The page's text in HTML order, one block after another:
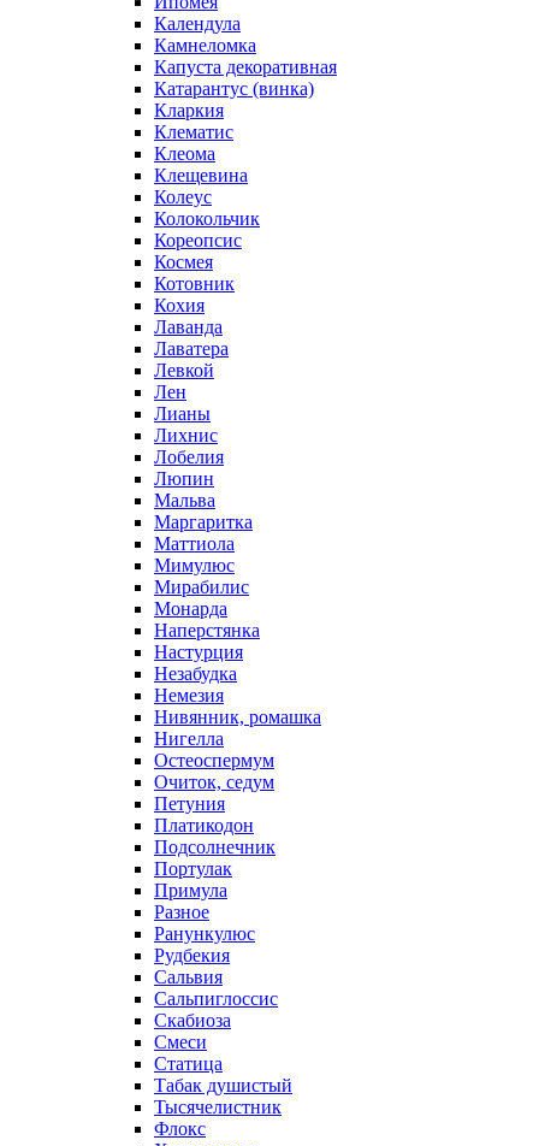
Календула
Камнеломка
Капуста декоративная
Катарантус (винка)
Кларкия
Клематис
Клеома
Клещевина
Колеус
Колокольчик
Кореопсис
Космея
Котовник
Кохия
Лаванда
Лаватера
Левкой
Лен
Лианы
Лихнис
Лобелия
Люпин
Мальва
Маргаритка
Маттиола
Мимулюс
Мирабилис
Монарда
Наперстянка
Настурция
Незабудка
Немезия
Нивянник, ромашка
Нигелла
Остеоспермум
Очиток, седум
Петуния
Платикодон
Подсолнечник
Портулак
Примула
Разное
Ранункулюс
Рудбекия
Сальвия
Сальпиглоссис
Скабиоза
Смеси
Статица
Табак душистый
Тысячелистник
Флокс